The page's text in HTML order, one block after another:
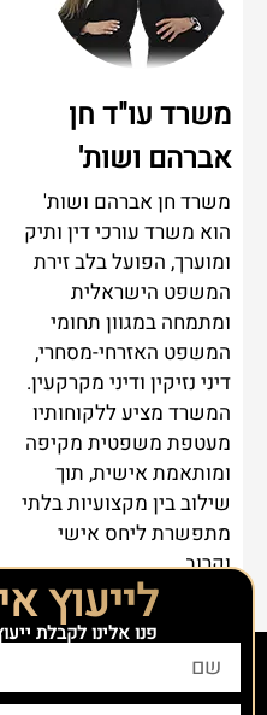
משרד עו"ד חן
אברהם ושות'
משרד חן אברהם ושות'
הוא משרד עורכי דין ותיק
ומוערך, הפועל בלב זירת
המשפט הישראלית
ומתמחה במגוון תחומי
המשפט האזרחי-מסחרי,
דיני נזיקין ודיני מקרקעין.
המשרד מציע ללקוחותיו
מעטפת משפטית מקיפה
ומותאמת אישית, תוך
שילוב בין מקצועיות בלתי
מתפשרת ליחס אישי
וקרוב.
לייעוץ
פנו אלינו לקבלת